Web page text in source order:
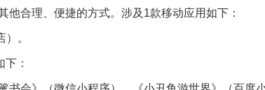
合理、便捷的方式。涉及1款移动应用如下：
。
：